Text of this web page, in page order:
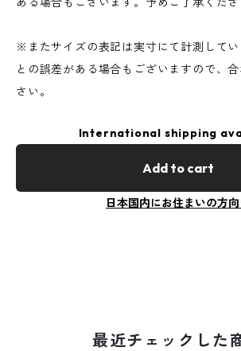
※またサイズの表記は実寸にて計測して
との誤差がある場合もございますので、
さい。
International shipping
Add to cart
日本国内にお住まいの方
最近チェックした